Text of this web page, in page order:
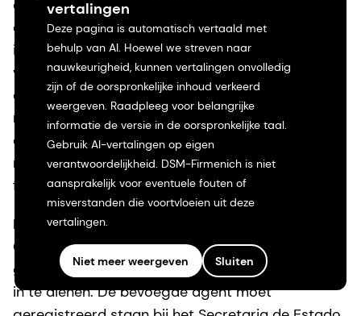
de in deze aanvraag verstrekte informatie alleen
om uw identiteit te verifiëren en sluiten alle
informatie uit die u verstrekt na het verwerken
van uw aanvraag. A dsm-firmenich reserva-se o
direito de tomar medidas adicionais, conforme
necessário, para verificar a identidade dos
consumidores californianos quando tivermos
motivo para acreditar que uma solicitação é
fraudulenta.
Bevoegde agent
Consumenten kunnen gebruikmaken van een
geautoriseerde tussenpersoon om hun aanvraag
in te dienen. De bevoegde agent moet
vertalingen
Deze pagina is automatisch vertaald met
behulp van AI. Hoewel we streven naar
nauwkeurigheid, kunnen vertalingen onvolledig
zijn of de oorspronkelijke inhoud verkeerd
weergeven. Raadpleeg voor belangrijke
informatie de versie in de oorspronkelijke taal.
Gebruik AI-vertalingen op eigen
verantwoordelijkheid. DSM-Firmenich is niet
aansprakelijk voor eventuele fouten of
misverstanden die voortvloeien uit deze
vertalingen.
Niet meer weergeven Sluiten